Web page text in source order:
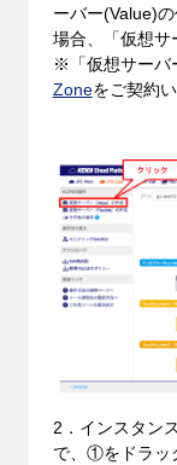
ーバー(Value)
場合、「仮想サ
※「仮想サーバ
Zoneをご契約
2．インスタン
で、①をドラッ